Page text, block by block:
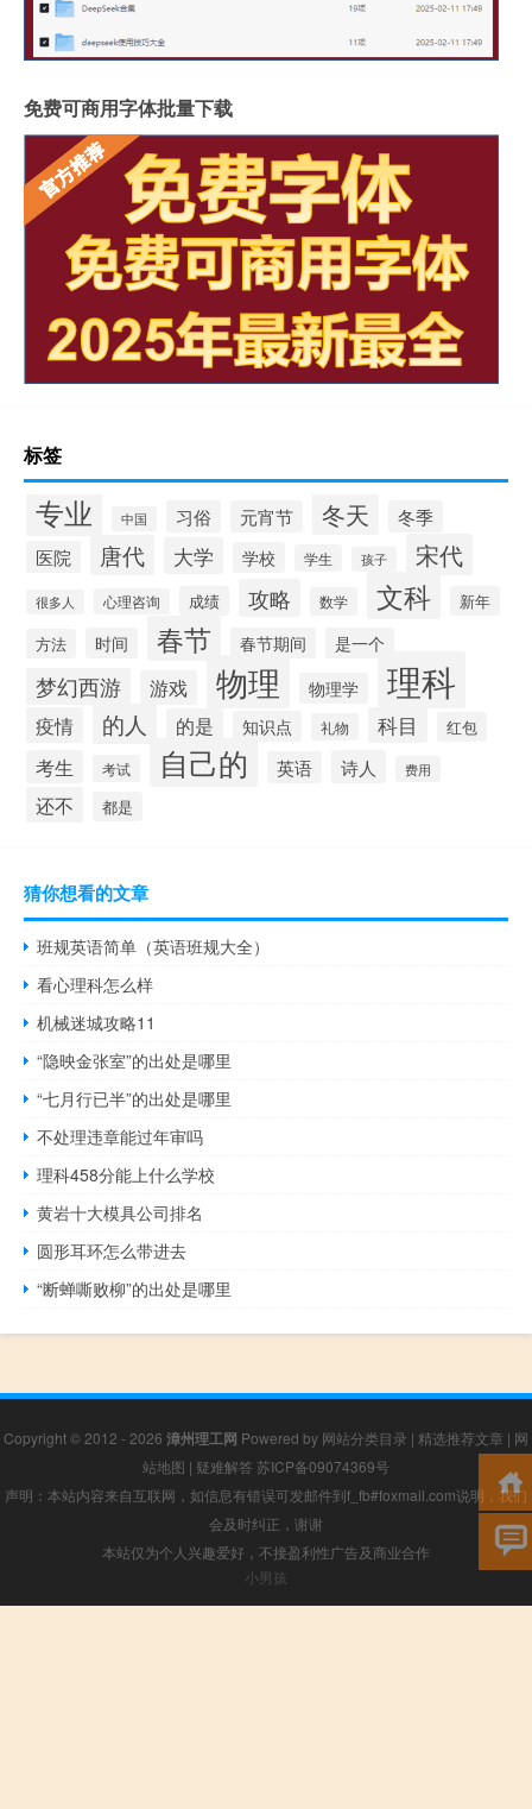
免费可商用字体批量下载
标签
专业 中国 习俗 元宵节 冬天
冬季
医院
唐代 大学 学校 学生 孩子 宋代
很多人 心理咨询 成绩 攻略 数学 文科
新年
方法
时间 春节 春节期间 是一个
梦幻西游 游戏 物理 物理学 理科
疫情 的人 的是 知识点 礼物 科目 红包
考生 考试 自己的 英语 诗人 费用
还不 都是
猜你想看的文章
班规英语简单（英语班规大全）
看心理科怎么样
机械迷城攻略11
“隐映金张室”的出处是哪里
“七月行已半”的出处是哪里
不处理违章能过年审吗
理科458分能上什么学校
黄岩十大模具公司排名
圆形耳环怎么带进去
“断蝉嘶败柳”的出处是哪里
Copyright © 2012 - 2026 漳州理工网 Powered by 网站分类目录 | 精选推荐文章 | 网
站地图 | 疑难解答 苏ICP备09074369号
声明：本站内容来自互联网，如信息有错误可发邮件到f_fb#foxmail.com说明，我们
会及时纠正，谢谢
本站仅为个人兴趣爱好，不接盈利性广告及商业合作
小男孩